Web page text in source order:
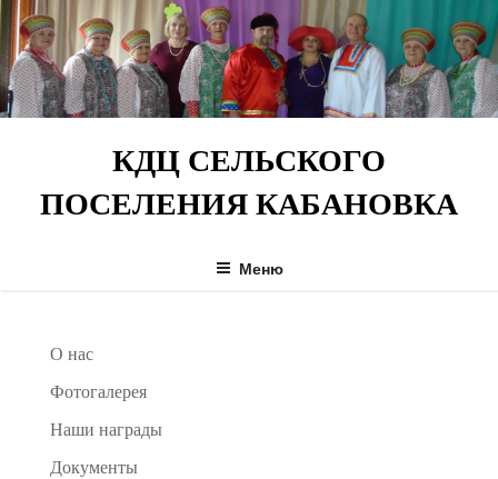
Перейти
к
содержимому
КДЦ СЕЛЬСКОГО
ПОСЕЛЕНИЯ КАБАНОВКА
Меню
О нас
Фотогалерея
Наши награды
Документы